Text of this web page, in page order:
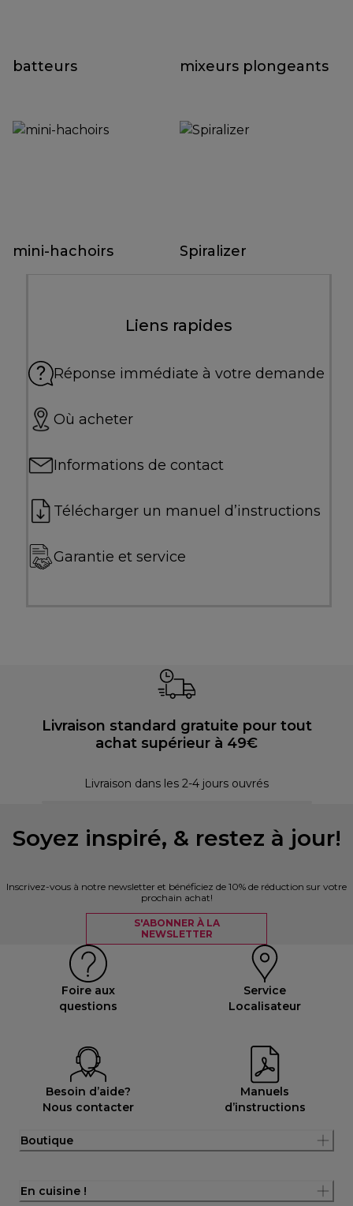
batteurs mixeurs plongeants
mini-hachoirs Spiralizer
Liens rapides
Réponse immédiate à votre demande
Où acheter
Informations de contact
Télécharger un manuel d’instructions
Garantie et service
Livraison standard gratuite pour tout
achat supérieur à 49€
Livraison dans les 2-4 jours ouvrés
Soyez inspiré, & restez à jour!
Inscrivez-vous à notre newsletter et bénéficiez de 10% de réduction sur votre
prochain achat!
S'ABONNER À LA
NEWSLETTER
Foire aux
questions
Service
Localisateur
Besoin d’aide?
Nous contacter
Manuels
d’instructions
Boutique
En cuisine !